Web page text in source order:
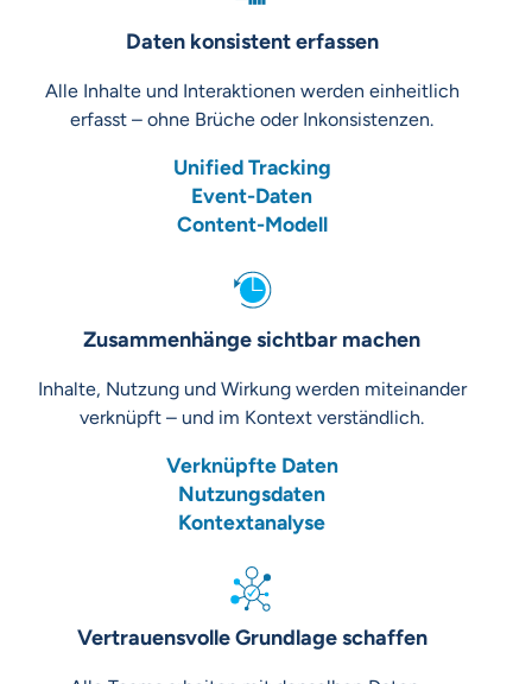
Daten konsistent erfassen
Alle Inhalte und Interaktionen werden einheitlich
erfasst – ohne Brüche oder Inkonsistenzen.
Unified Tracking
Event-Daten
Content-Modell
Zusammenhänge sichtbar machen
Inhalte, Nutzung und Wirkung werden miteinander
verknüpft – und im Kontext verständlich.
Verknüpfte Daten
Nutzungsdaten
Kontextanalyse
Vertrauensvolle Grundlage schaffen